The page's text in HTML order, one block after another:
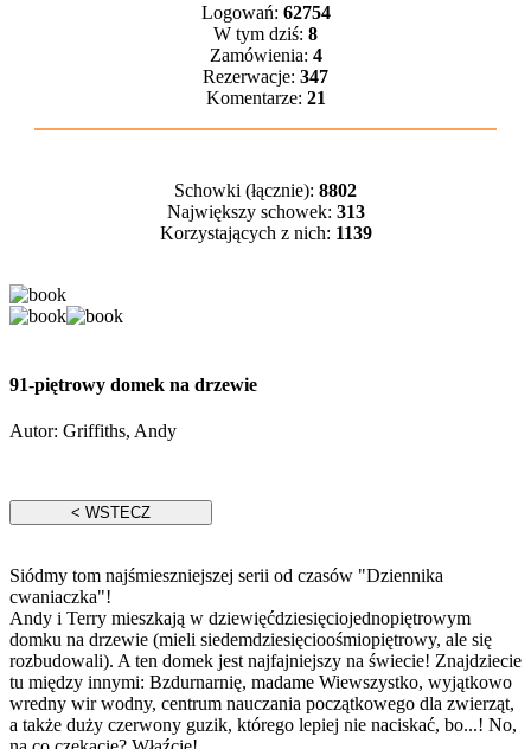
Logowań: 62754
W tym dziś: 8
Zamówienia: 4
Rezerwacje: 347
Komentarze: 21
Schowki (łącznie): 8802
Największy schowek: 313
Korzystających z nich: 1139
91-piętrowy domek na drzewie
Autor: Griffiths, Andy
Siódmy tom najśmieszniejszej serii od czasów "Dziennika
cwaniaczka"!
Andy i Terry mieszkają w dziewięćdziesięciojednopiętrowym
domku na drzewie (mieli siedemdziesięcioośmiopiętrowy, ale się
rozbudowali). A ten domek jest najfajniejszy na świecie! Znajdziecie
tu między innymi: Bzdurnarnię, madame Wiewszystko, wyjątkowo
wredny wir wodny, centrum nauczania początkowego dla zwierząt,
a także duży czerwony guzik, którego lepiej nie naciskać, bo...! No,